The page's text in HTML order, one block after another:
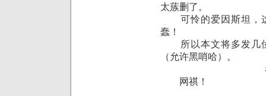
太蔟删了。
可怜的爱因斯坦，这
蠢！
所以本文将多发几位
（允许黑哨哈）。
恭
网祺！